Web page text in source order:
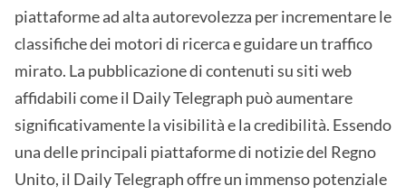
piattaforme ad alta autorevolezza per incrementare le
classifiche dei motori di ricerca e guidare un traffico
mirato. La pubblicazione di contenuti su siti web
affidabili come il Daily Telegraph può aumentare
significativamente la visibilità e la credibilità. Essendo
una delle principali piattaforme di notizie del Regno
Unito, il Daily Telegraph offre un immenso potenziale